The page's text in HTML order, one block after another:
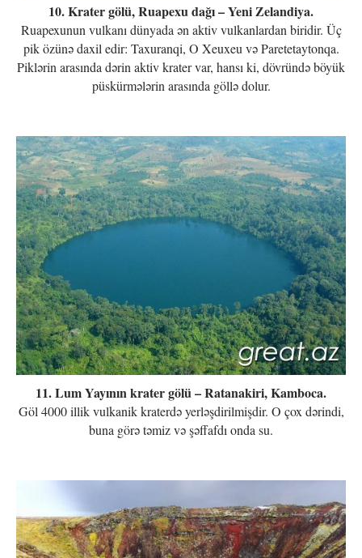
10. Krater gölü, Ruapexu dağı – Yeni Zelandiya.
Ruapexunun vulkanı dünyada ən aktiv vulkanlardan biridir. Üç
pik özünə daxil edir: Taxuranqi, O Xeuxeu və Paretetaytonqa.
Piklərin arasında dərin aktiv krater var, hansı ki, dövründə böyük
püskürmələrin arasında göllə dolur.
11. Lum Yayının krater gölü – Ratanakiri, Kamboca.
Göl 4000 illik vulkanik kraterdə yerləşdirilmişdir. O çox dərindi,
buna görə təmiz və şəffafdı onda su.